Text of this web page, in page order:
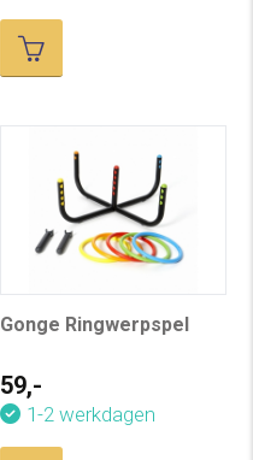
Gonge Ringwerpspel
59,-
1-2 werkdagen